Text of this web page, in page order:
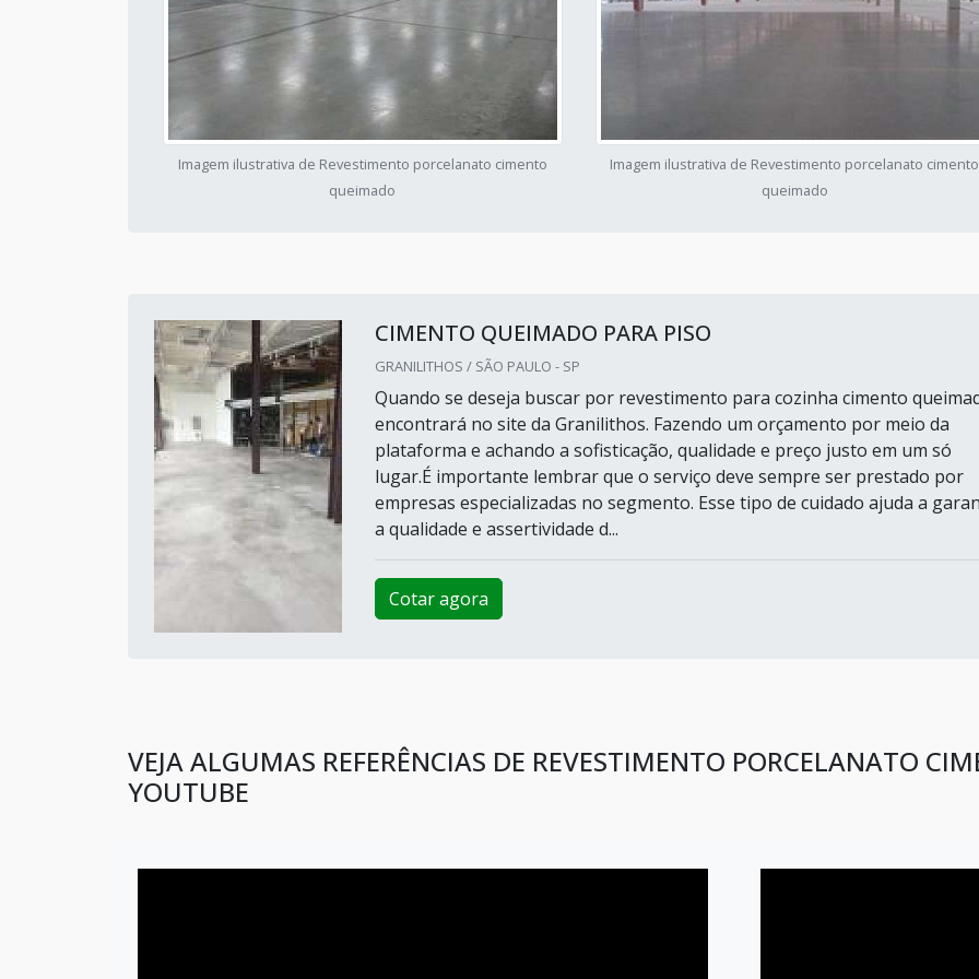
Imagem ilustrativa de Revestimento porcelanato cimento
queimado
Imagem ilustrativa de Revestimento porcelanato cimento
queimado
CIMENTO QUEIMADO PARA PISO
GRANILITHOS / SÃO PAULO - SP
Quando se deseja buscar por revestimento para cozinha cimento
encontrará no site da Granilithos. Fazendo um orçamento por meio da
plataforma e achando a sofisticação, qualidade e preço justo em um só
lugar.É importante lembrar que o serviço deve sempre ser prestado por
empresas especializadas no segmento. Esse tipo de cuidado ajuda a
a qualidade e assertividade d...
Cotar agora
VEJA ALGUMAS REFERÊNCIAS DE REVESTIMENTO PORCELANATO
YOUTUBE